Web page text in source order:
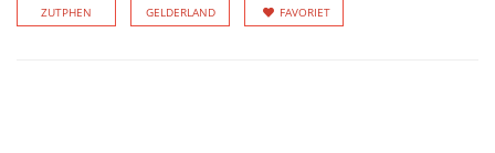
ZUTPHEN GELDERLAND FAVORIET